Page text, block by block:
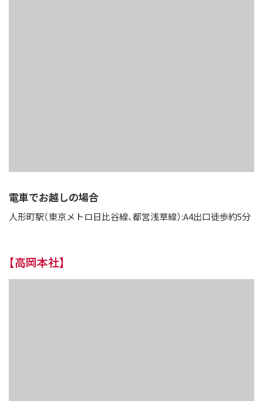
電車でお越しの場合
人形町駅（東京メトロ日比谷線、都営浅草線）:A4出口徒歩約5分
【高岡本社】